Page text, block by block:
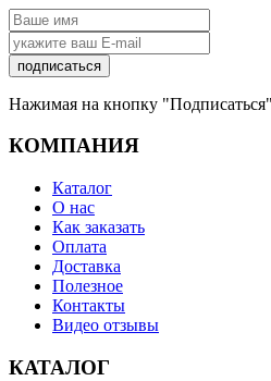
подписаться
Нажимая на кнопку
КОМПАНИЯ
Каталог
О нас
Как заказать
Оплата
Доставка
Полезное
Контакты
Видео отзывы
КАТАЛОГ